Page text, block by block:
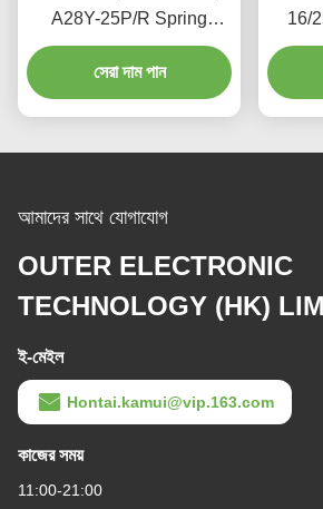
A28Y-25P/R Spring
loaded full lift safety valve
witha lever（A28H）
সেরা দাম পান
16/
আমাদের সাথে যোগাযোগ
OUTER ELECTRONIC
TECHNOLOGY (HK)
ই-মেইল
Hontai.kamui@vip.163.com
কাজের সময়
11:00-21:00